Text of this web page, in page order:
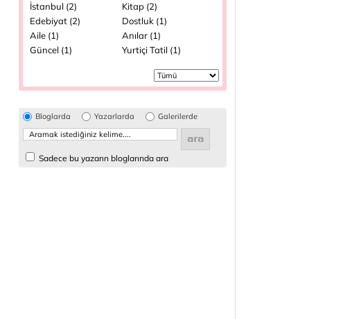
İstanbul (2)
Kitap (2)
Edebiyat (2)
Dostluk (1)
Aile (1)
Anılar (1)
Güncel (1)
Yurtiçi Tatil (1)
Bloglarda Yazarlarda Galerilerde
Sadece bu yazarın bloglarında ara